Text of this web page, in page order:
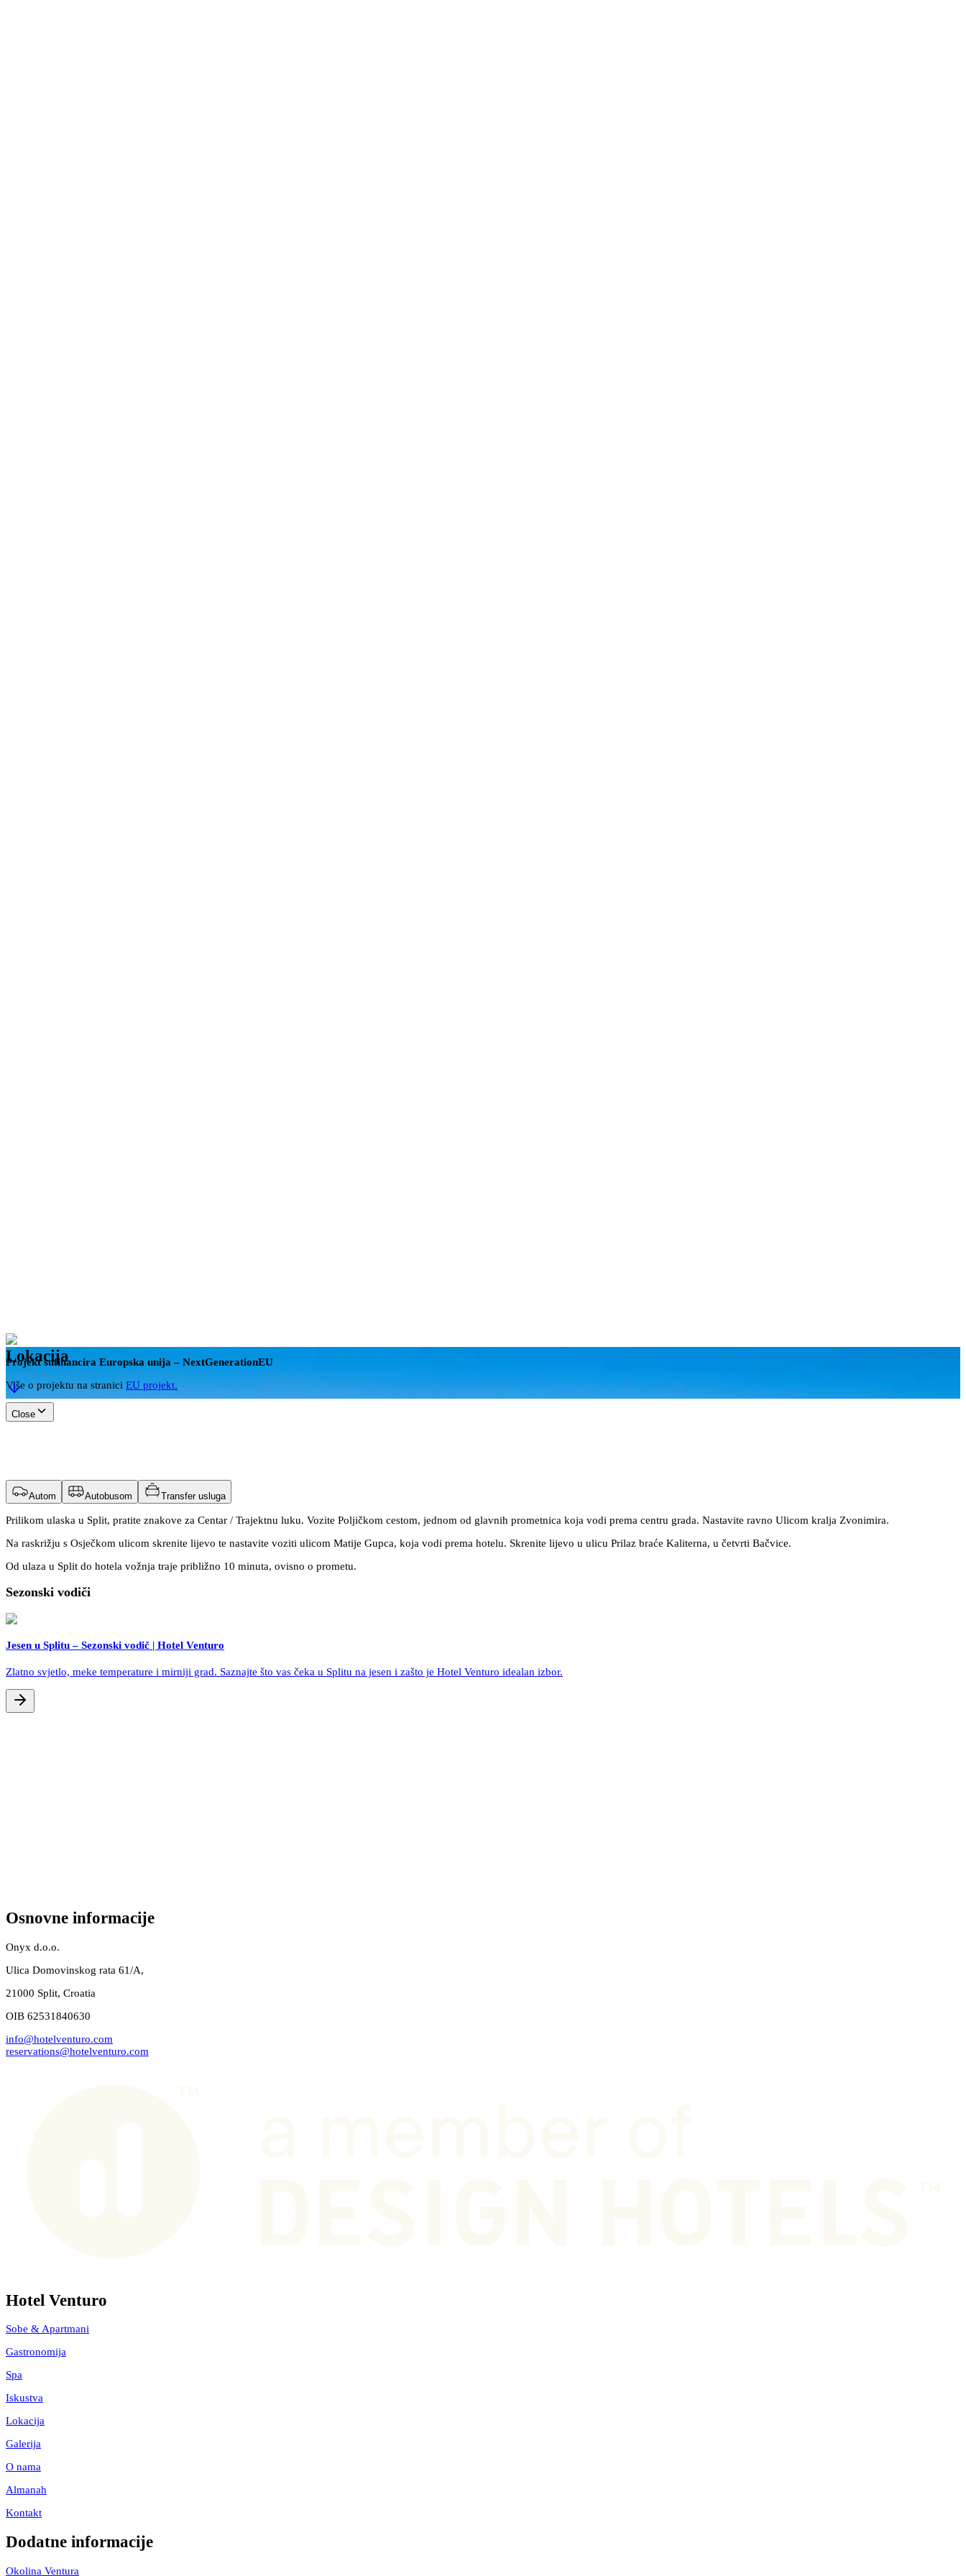
Projekt sufinancira Europska unija – NextGenerationEU
Više o projektu na stranici EU projekt.
Close
Lokacija
Autom Autobusom Transfer usluga
Prilikom ulaska u Split, pratite znakove za Centar / Trajektnu luku. Vozite Poljičkom cestom, jednom od glavnih prometnica koja vodi prema centru grada. Nastavite ravno Ulicom kralja Zvonimira.
Na raskrižju s Osječkom ulicom skrenite lijevo te nastavite voziti ulicom Matije Gupca, koja vodi prema hotelu. Skrenite lijevo u ulicu Prilaz braće Kaliterna, u četvrti Bačvice.
Od ulaza u Split do hotela vožnja traje približno 10 minuta, ovisno o prometu.
Sezonski vodiči
Jesen u Splitu – Sezonski vodič | Hotel Venturo
Zlatno svjetlo, meke temperature i mirniji grad. Saznajte što vas čeka u Splitu na jesen i zašto je Hotel Venturo idealan izbor.
Osnovne informacije
Onyx d.o.o.
Ulica Domovinskog rata 61/A,
21000 Split, Croatia
OIB 62531840630
info@hotelventuro.com
reservations@hotelventuro.com
Hotel Venturo
Sobe & Apartmani
Gastronomija
Spa
Iskustva
Lokacija
Galerija
O nama
Almanah
Kontakt
Dodatne informacije
Okolina Ventura